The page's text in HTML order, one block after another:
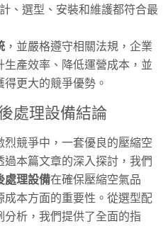
、選型、安裝和維護都符合最
，並嚴格遵守相關法規，企業
生產效率、降低運營成本，並
更大的競爭優勢。
處理設備結論
競爭中，一套優良的壓縮空
本篇文章的深入探討，我們
處理設備在確保壓縮空氣品
本方面的重要性。從選型配
析，我們提供了全面的指